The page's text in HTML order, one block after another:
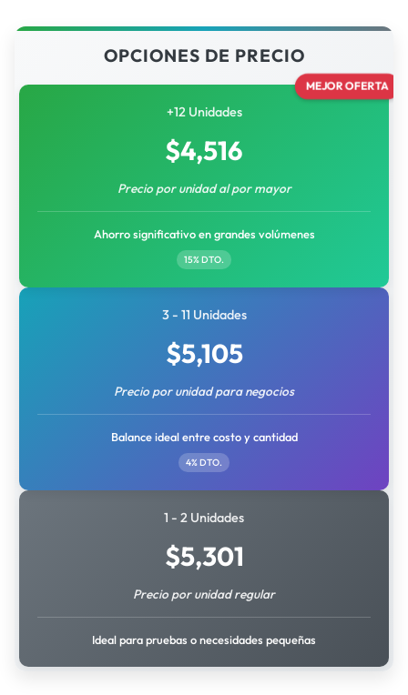
OPCIONES DE PRECIO
MEJOR OFERTA
+12 Unidades
$4,516
Precio por unidad al por mayor
Ahorro significativo en grandes volúmenes
15% DTO.
3 - 11 Unidades
$5,105
Precio por unidad para negocios
Balance ideal entre costo y cantidad
4% DTO.
1 - 2 Unidades
$5,301
Precio por unidad regular
Ideal para pruebas o necesidades pequeñas